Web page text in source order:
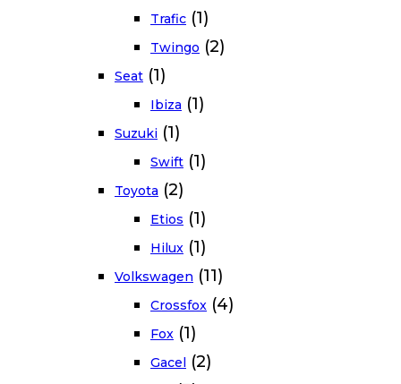
Trafic (1)
Twingo (2)
Seat (1)
Ibiza (1)
Suzuki (1)
Swift (1)
Toyota (2)
Etios (1)
Hilux (1)
Volkswagen (11)
Crossfox (4)
Fox (1)
Gacel (2)